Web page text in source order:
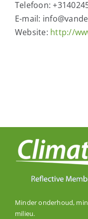
Telefoon:
E-mail:
Website: http://
Minder onderhoud,
milieu.